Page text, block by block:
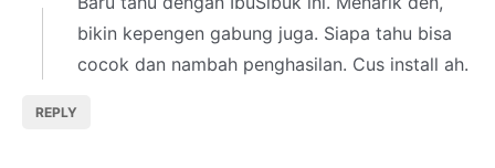
bikin kepengen gabung juga. Siapa tahu bisa
cocok dan nambah penghasilan. Cus install ah.
REPLY